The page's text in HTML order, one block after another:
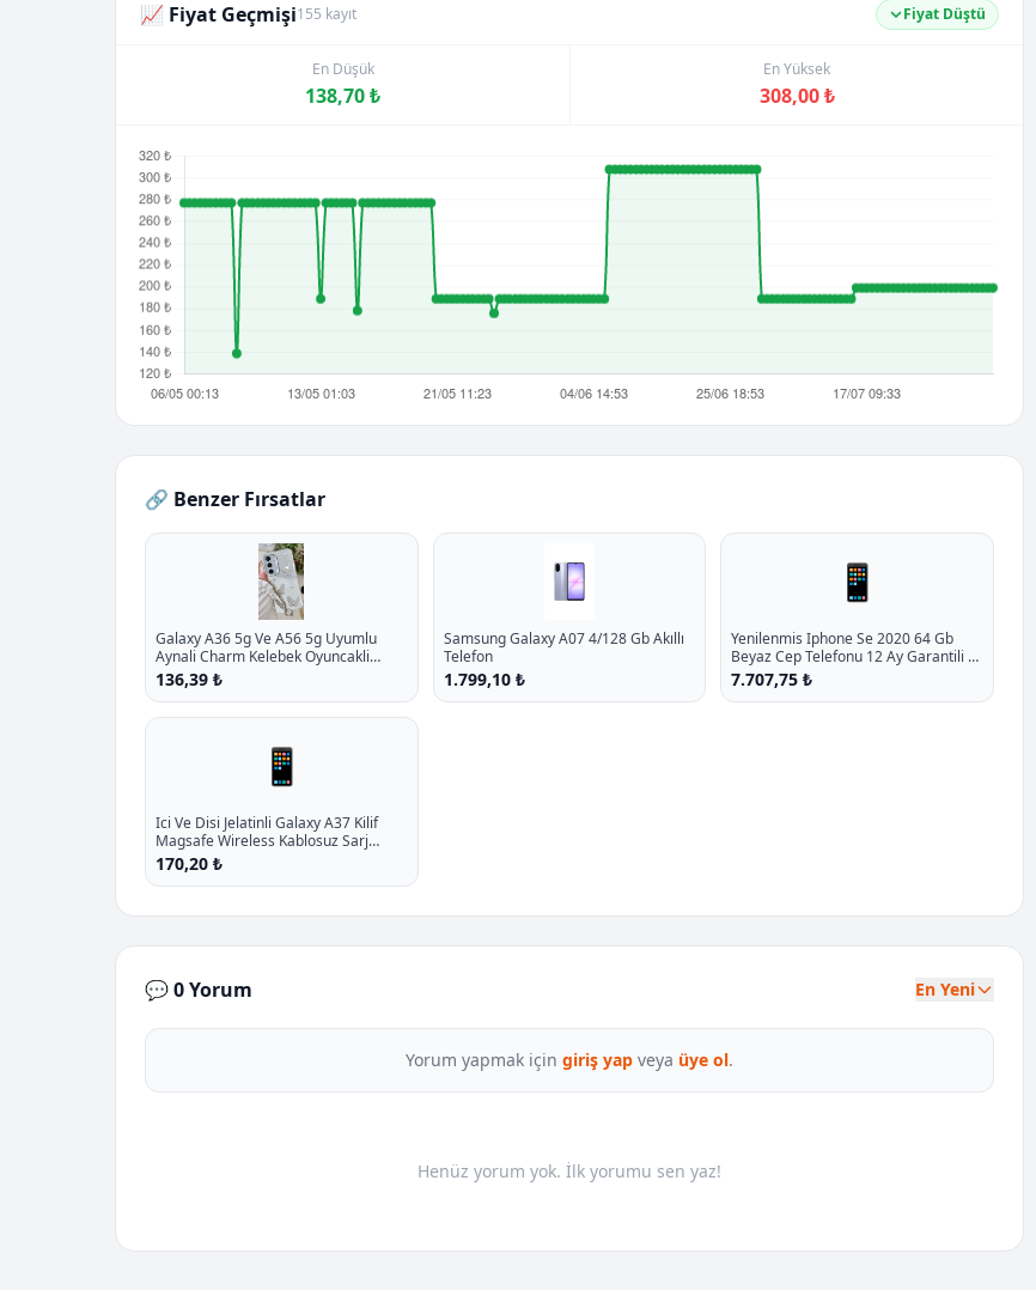
📈 Fiyat Geçmişi155 kayıt Fiyat Düştü
En Düşük
138,70 ₺
En Yüksek
308,00 ₺
🔗 Benzer Fırsatlar
Galaxy A36 5g Ve A56 5g Uyumlu
Aynali Charm Kelebek Oyuncakli
Esnek Silikon Kilif P - %10.9 İndirim
136,39 ₺
Samsung Galaxy A07 4/128 Gb Akıllı
Telefon
1.799,10 ₺
📱
Yenilenmis Iphone Se 2020 64 Gb
Beyaz Cep Telefonu 12 Ay Garantili A
Kalite P - %18.9 İndirim
7.707,75 ₺
📱
Ici Ve Disi Jelatinli Galaxy A37 Kilif
Magsafe Wireless Kablosuz Sarj
Destekli Sert Darbe Emici P - %14.9
İndirim
170,20 ₺
💬 0 Yorum En Yeni
Yorum yapmak için giriş yap veya üye ol.
Henüz yorum yok. İlk yorumu sen yaz!